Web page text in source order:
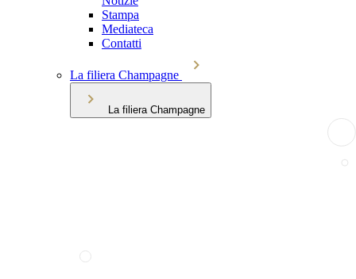
Stampa
Mediateca
Contatti
La filiera Champagne
La filiera Champagne